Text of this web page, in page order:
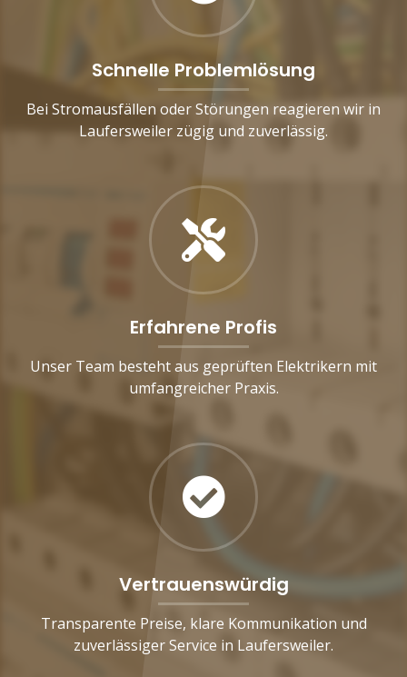
Schnelle Problemlösung
Bei Stromausfällen oder Störungen reagieren wir in
Laufersweiler zügig und zuverlässig.
Erfahrene Profis
Unser Team besteht aus geprüften Elektrikern mit
umfangreicher Praxis.
Vertrauenswürdig
Transparente Preise, klare Kommunikation und
zuverlässiger Service in Laufersweiler.